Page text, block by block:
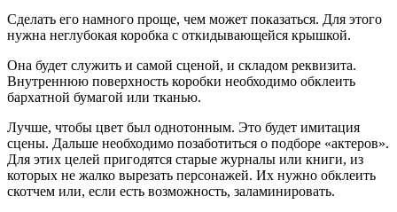
Сделать его намного проще, чем может показаться. Для этого
нужна неглубокая коробка с откидывающейся крышкой.
Она будет служить и самой сценой, и складом реквизита.
Внутреннюю поверхность коробки необходимо обклеить
бархатной бумагой или тканью.
Лучше, чтобы цвет был однотонным. Это будет имитация
сцены. Дальше необходимо позаботиться о подборе «актеров».
Для этих целей пригодятся старые журналы или книги, из
которых не жалко вырезать персонажей. Их нужно обклеить
скотчем или, если есть возможность, заламинировать.